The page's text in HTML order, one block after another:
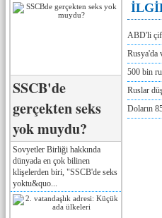
SSCB'de
gerçekten seks
yok muydu?
Sovyetler Birliği hakkında
dünyada en çok bilinen
klişelerden biri, "SSCB'de seks
yoktu&quo...
ABD'li
Rusya'da
500 bin
Ruslar
Doların